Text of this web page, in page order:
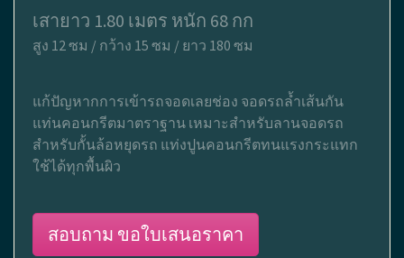
เสายาว 1.80 เมตร หนัก 68 กก
สูง 12 ซม / กว้าง 15 ซม / ยาว 180 ซม
แก้ปัญหากการเข้ารถจอดเลยช่อง จอดรถล้ำเส้นกัน
แท่นคอนกรีตมาตราฐาน เหมาะสำหรับลานจอดรถ
สำหรับกั้นล้อหยุดรถ แท่งปูนคอนกรีตทนแรงกระแทก
ใช้ได้ทุกพื้นผิว
สอบถาม ขอใบเสนอราคา